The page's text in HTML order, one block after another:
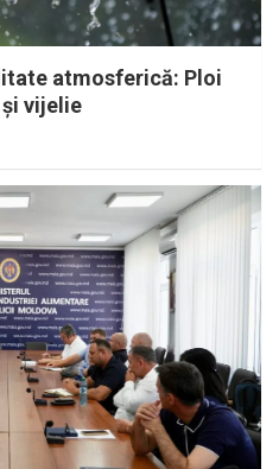
atmosferică: Ploi
vijelie